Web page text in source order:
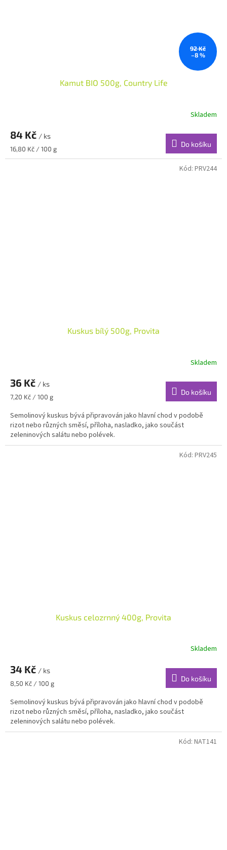
92 Kč
–8 %
Kamut BIO 500g, Country Life
Skladem
84 Kč / ks
Měrná
cena:
16,80 Kč / 100 g
Do košíku
Kuskus bílý 500g, Provita
Skladem
36 Kč / ks
Měrná
7,20 Kč / 100 g
Do košíku
Semolinový kuskus bývá připravován jako hlavní chod v podobě
rizot nebo různých směsí, příloha, nasladko, jako součást
zeleninových salátu nebo polévek.
Kód: PRV244
Kuskus celozrnný 400g, Provita
Skladem
34 Kč / ks
Měrná
8,50 Kč / 100 g
Do košíku
Semolinový kuskus bývá připravován jako hlavní chod v podobě
rizot nebo různých směsí, příloha, nasladko, jako součást
zeleninových salátu nebo polévek.
Kód: PRV245
Kód: NAT141